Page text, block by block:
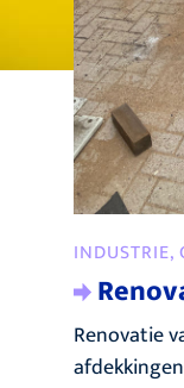
INDUSTRIE,
Renovatie